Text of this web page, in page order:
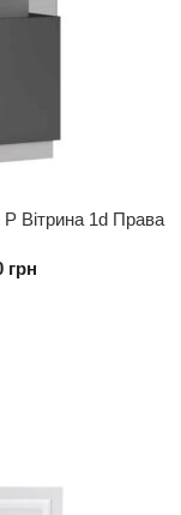
Вітрина 1d Права
грн